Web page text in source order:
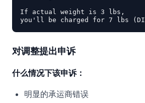
If actual weight is 3 lbs,
对调整提出申诉
什么情况下该申诉：
明显的承运商错误